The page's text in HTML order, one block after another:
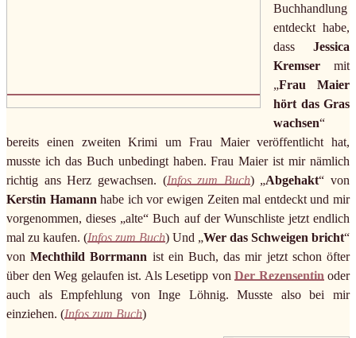
Buchhandlung
entdeckt habe,
dass Jessica
Kremser mit
„Frau Maier
hört das Gras
wachsen“
bereits einen zweiten Krimi um Frau Maier veröffentlicht hat,
musste ich das Buch unbedingt haben. Frau Maier ist mir nämlich
richtig ans Herz gewachsen. (Infos zum Buch) „Abgehakt“ von
Kerstin Hamann habe ich vor ewigen Zeiten mal entdeckt und mir
vorgenommen, dieses „alte“ Buch auf der Wunschliste jetzt endlich
mal zu kaufen. (Infos zum Buch) Und „Wer das Schweigen bricht“
vonMechthild Borrmann ist ein Buch, das mir jetzt schon öfter
über den Weg gelaufen ist. Als Lesetipp von Der Rezensentin oder
auch als Empfehlung von Inge Löhnig. Musste also bei mir
einziehen. (Infos zum Buch)